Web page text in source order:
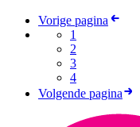
Vorige pagina
1
2
3
4
Volgende pagina